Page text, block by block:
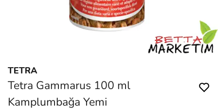
TETRA
Tetra Gammarus 100 ml
Kamplumbağa Yemi